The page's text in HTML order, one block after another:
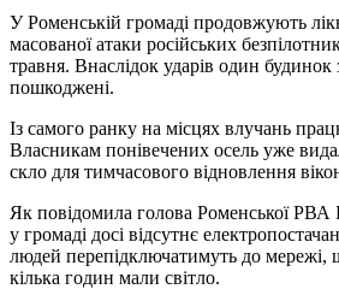
У Роменській громаді продовжують
масованої атаки російських
травня. Внаслідок ударів один
пошкоджені.
Із самого ранку на місцях влучань
Власникам понівечених осель уже
скло для тимчасового відновлення
Як повідомила голова Роменської РВА
у громаді досі відсутнє
людей перепідключатимуть до мережі,
кілька годин мали світло.